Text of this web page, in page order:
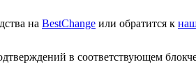
на BestChange или обратится к
в соответствующем